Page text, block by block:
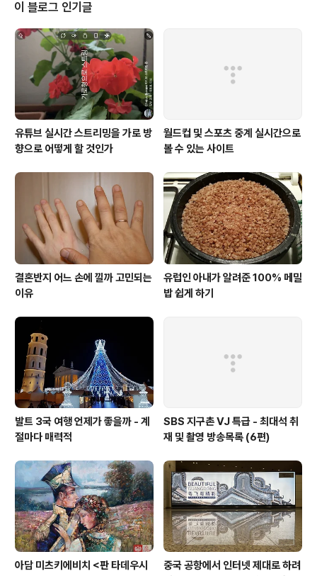
있게 손을 들고 대답했다. "북도 오래되었지만, 그 북보다
더 먼저 있었던 것이 있지요. 대답할 사람 없어요?" 교실에
는 잠시 침묵이 흘렸다. 요가일래가 손을 들었다. "제 생각
에는 목소리(성대)입니다." "맞아요. 역시 가수 요가일래는
뭐든지 다 알아요."라며..
이 블로그 인기글
유튜브 실시간 스트리밍을 가로 방
향으로 어떻게 할 것인가
월드컵 및 스포츠 중계 실시간으로
볼 수 있는 사이트
결혼반지 어느 손에 낄까 고민되는
이유
유럽인 아내가 알려준 100% 메밀
밥 쉽게 하기
발트 3국 여행 언제가 좋을까 - 계
절마다 매력적
SBS 지구촌 VJ 특급 - 최대석 취
재 및 촬영 방송목록 (6편)
아담 미츠키에비치 <판 타데우시
중국 공항에서 인터넷 제대로 하려